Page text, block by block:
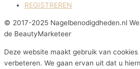
REGISTREREN
© 2017-2025 Nagelbenodigdheden.nl
de BeautyMarketeer
Deze website maakt gebruik van
verbeteren. We gaan ervan uit dat u